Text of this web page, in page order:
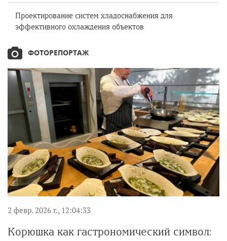
Проектирование систем хладоснабжения для
эффективного охлаждения объектов
ФОТОРЕПОРТАЖ
2 февр. 2026 г., 12:04:33
Корюшка как гастрономический символ: